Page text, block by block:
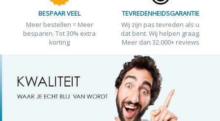
BESPAAR VEEL
Meer bestellen = Meer
besparen. Tot 30% extra
korting
TEVREDENHEIDSGARANTIE
Wij zijn pas tevreden als u
dat bent. Wij helpen graag.
Meer dan 32.000+ reviews